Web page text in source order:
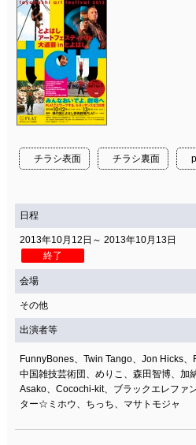
チラシ表面 チラシ裏面
日程
2013年10月12日～ 2013年10月13日
終了
会場
その他
出演者等
FunnyBones、Twin Tango、Jon Hicks、
中国雑技芸術団、めりこ、森田智博、加
Asako、Cocochi-kit、ブラックエレファ
ター☆ミホウ、ちっち、マサトモジャ